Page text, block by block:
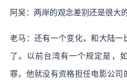
阿吴：两岸的观念差别还是很大的
老马：还有一个变化，和大陆一
了。以前台湾有一个规定是，
罪，他就没有资格担任电影公司